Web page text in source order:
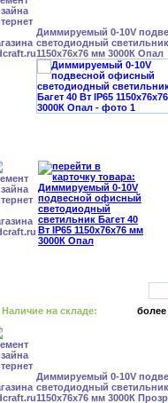
Диммируемый 0-10V
светодиодный светильник
1150x76x76 мм 3000К Опал
Наличие на складе: более
Диммируемый 0-10V
светодиодный светильник
1150x76x76 мм 3000К